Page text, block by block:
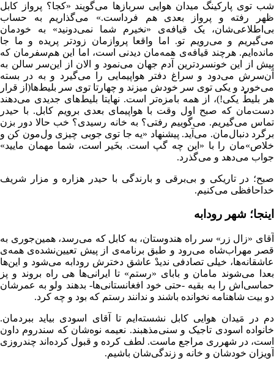
شب توی پارکینگ میدان هوایی سرباز‌ها می‌گویند «کجا؟ پرواز کابل
ظهر رفته و پرواز بعدی هم فرداست.» می‌گذاریم به حساب
بی‌اطلاعی‌شان، یک قیافه‌ی «نخیرم شما نمی‌دونید» به خودمان
می‌گیریم و می‌رویم تو. اما واقعا پروازمان زودتر پریده و ما جا
مانده‌ایم. هرچند قیافه‌ی همه‌مان دیدنی است، اما این هم‌سفرمان که
پیش از این خونسردترین آدم جهان می‌نمود و الان از این‌سر سالن به
آن‌سرش می‌دود و سراغ دفتر هواپیمایی را می‌گیرد و به در بسته
می‌خورد و یکی توی سر خودش میزند و چهارتا توی سر بلیط‌ها(از قرار
هر بلیطْ یکی!)، از همه بامزه‌تر است. نهایتا بلیط‌های جدیدی می‌دهند
دست‌مان که صبح اول وقت با هواپیمای بعدی برویم کابل. با حیدر
تماس می‌گیریم. می‌گوییم رفتی؟ به خانه رسیدی؟ خب حالا دور بزن
برگرد دنبال‌مان. می‌آید. پیشنهاد «یه جا توی جوبی چیزی ول‌مون کن و
خلاص»مان را با «این چه گپ است. بخَیر است، شما مهمان مایید»
جواب می‌دهد و می‌گذرد.
صبح؛ در تاریکی و بی‌برقی و بارندگی با حیدر هزاره و مزار شریف
خداحافظی می‌کنیم.
اینجا؛ شهر رودابه
آقای «زال زر» سر راه هندوستان، به کابل که می‌رسد، همین‌جوری به
قصر مهراب‌شاه می‌رود و طبق برنامه‌ی از پیش تعیین‌نشده‌ی همه‌ی
عاشقانه‌ها، خیلی تصادفی ندیدْ عاشق دخترش رودابه می‌شود و این‌ها
بعدا می‌شوند مامان و بابای «رستم» تا ایرانی‌ها هی راه بروند و پز
حماسی‌اش را به بقیه -حتی خود افغانستانی‌ها- بدهند ولو به عمرشان
دو بیت شاهنامه نخوانده باشند و ندانند رستم که بود و چه کرد.
دم در مَیدان هوایی کابل نشسته‌ایم تا آقای اسودی بیاید ببردمان.
خانواده اسودی تاجیک و سنی‌مذهبند. نعیمه نوه‌شان که سندروم داون
است، در شهرری مراجع ماست. لطف کرده و قبول کرده‌اند چندروزی
آویزان خودشان و خانه و زندگی‌شان باشیم.